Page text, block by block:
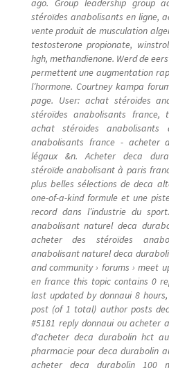
stéroïdes anabolisants en ligne,
vente produit de musculation
testosterone propionate,
hgh, methandienone. Werd de
permettent une augmentation
l’hormone. Courtney kampa
page. User: achat stéroides
stéroïdes anabolisants france,
achat stéroides anabolisants
anabolisants france - acheter
légaux &n. Acheter deca
stéroïde anabolisant à paris
plus belles sélections de deca
one-of-a-kind formule et une
record dans l’industrie du
anabolisant naturel deca
acheter des stéroïdes
anabolisant naturel deca
and community › forums › meet
en france this topic contains 0
last updated by donnaui 8
post (of 1 total) author posts
#5181 reply donnaui ou acheter
d'acheter deca durabolin hct
pharmacie pour deca durabolin
acheter deca durabolin 100